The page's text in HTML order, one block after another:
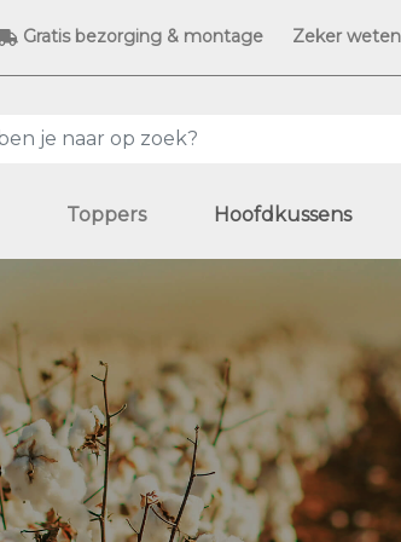
Gratis bezorging & montage Zeker
Toppers Hoofdkussens